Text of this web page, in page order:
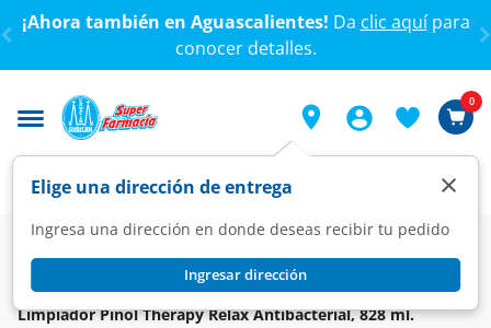
< div class="carousel-inner">
¡Ahora también en Aguascalientes! Da clic aquípara
conocer detalles.
Elige una dirección de entrega
Ingresa una dirección en donde deseas recibir tu pedido
Ingresar dirección
×
0
Super Hogar
Limpieza
Limpiadores y Desmanchadores
PINOL
Limpiador Pinol Therapy Relax Antibacterial, 828 ml.